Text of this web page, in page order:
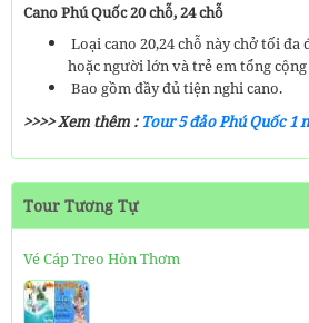
Cano Phú Quốc 20 chỗ, 24 chỗ
Loại cano 20,24 chỗ này chở tối đa
hoặc người lớn và trẻ em tổng cộng
Bao gồm đầy đủ tiện nghi cano.
>>>> Xem thêm :Tour 5 đảo Phú Quốc 1
Tour Tương Tự
Vé Cáp Treo Hòn Thơm